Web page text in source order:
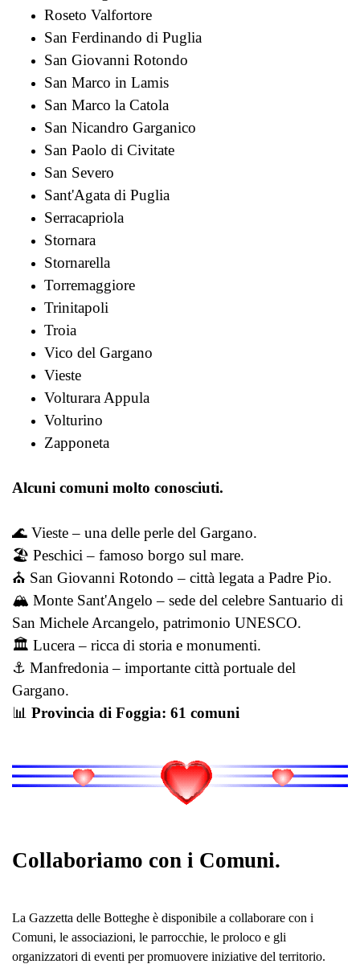
Roseto Valfortore
San Ferdinando di Puglia
San Giovanni Rotondo
San Marco in Lamis
San Marco la Catola
San Nicandro Garganico
San Paolo di Civitate
San Severo
Sant'Agata di Puglia
Serracapriola
Stornara
Stornarella
Torremaggiore
Trinitapoli
Troia
Vico del Gargano
Vieste
Volturara Appula
Volturino
Zapponeta
Alcuni comuni molto conosciuti.
🌊 Vieste – una delle perle del Gargano.
🏖️ Peschici – famoso borgo sul mare.
⛪ San Giovanni Rotondo – città legata a Padre Pio.
🏔️ Monte Sant'Angelo – sede del celebre Santuario di
San Michele Arcangelo, patrimonio UNESCO.
🏛️ Lucera – ricca di storia e monumenti.
⚓ Manfredonia – importante città portuale del
Gargano.
📊 Provincia di Foggia: 61 comuni
Collaboriamo con i Comuni.
La Gazzetta delle Botteghe è disponibile a collaborare con i
Comuni, le associazioni, le parrocchie, le proloco e gli
organizzatori di eventi per promuovere iniziative del territorio.